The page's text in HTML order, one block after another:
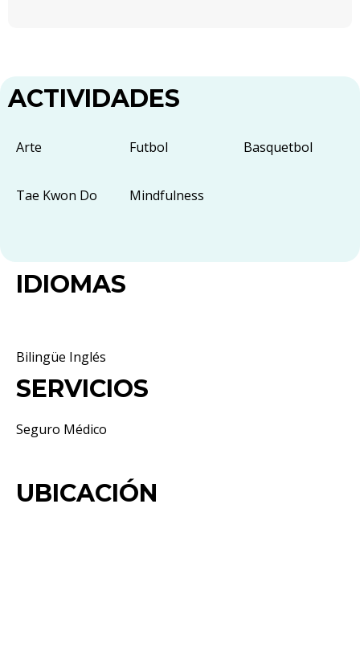
ACTIVIDADES
Arte Futbol Basquetbol
Tae Kwon Do Mindfulness
IDIOMAS
Bilingüe Inglés
SERVICIOS
Seguro Médico
UBICACIÓN